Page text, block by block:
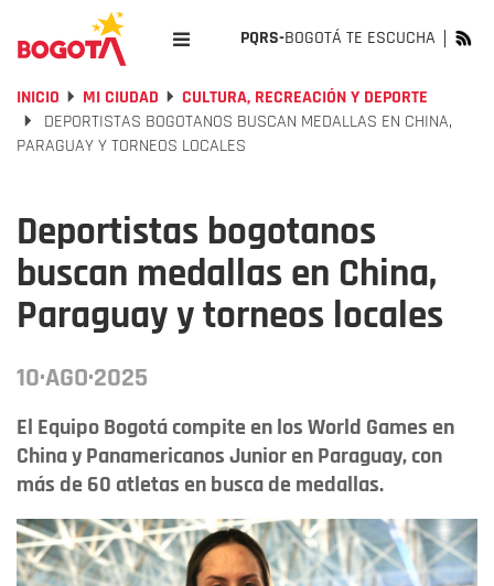
PQRS-BOGOTÁ TE ESCUCHA
INICIO MI CIUDAD
CULTURA, RECREACIÓN Y DEPORTE
DEPORTISTAS BOGOTANOS BUSCAN MEDALLAS EN CHINA,
PARAGUAY Y TORNEOS LOCALES
Deportistas bogotanos
buscan medallas en China,
Paraguay y torneos locales
10·AGO·2025
El Equipo Bogotá compite en los World Games en
China y Panamericanos Junior en Paraguay, con
más de 60 atletas en busca de medallas.